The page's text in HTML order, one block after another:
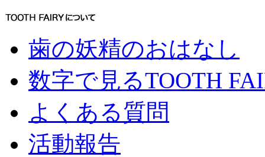
歯の妖精のおはなし
数字で見るTOOTH
よくある質問
活動報告